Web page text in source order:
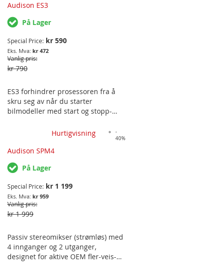
Audison ES3
På Lager
Special Price kr 590
kr 472
Vanlig pris
kr 790
ES3 forhindrer prosessoren fra å
skru seg av når du starter
bilmodeller med start og stopp-
batterispenningen synke under 8
volt. Hvis en signalprosessor (BIT
ONE, BIT TEN) er installert i bilen
kan for lav driftsspenning skru av
prosessoren i en kort periode. For å
rullfører sin turn-on syklusen igjen,
kan du installere ES3 ved å koble
den i serie til prosessorens
strømkabler.
Hurtigvisning
-
40%
Audison SPM4
På Lager
Special Price kr 1 199
kr 959
Vanlig pris
kr 1 999
Passiv stereomikser (strømløs) med
4 innganger og 2 utganger,
designet for aktive OEM fler-veis-